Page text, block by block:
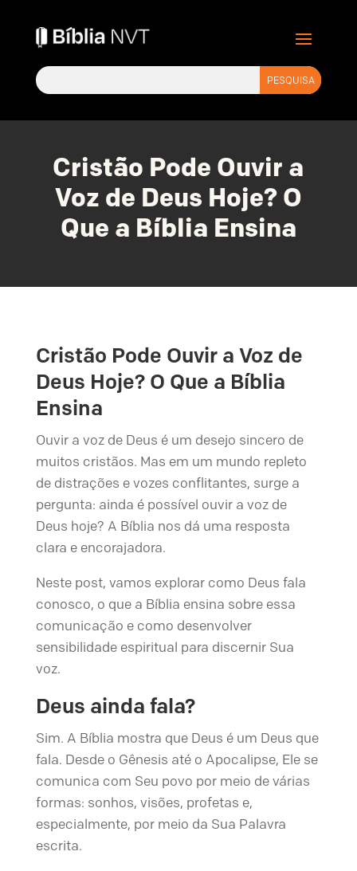
Cristão Pode Ouvir a
Voz de Deus Hoje? O
Que a Bíblia Ensina
Cristão Pode Ouvir a Voz de
Deus Hoje? O Que a Bíblia
Ensina
Ouvir a voz de Deus é um desejo sincero de
muitos cristãos. Mas em um mundo repleto
de distrações e vozes conflitantes, surge a
pergunta: ainda é possível ouvir a voz de
Deus hoje? A Bíblia nos dá uma resposta
clara e encorajadora.
Neste post, vamos explorar como Deus fala
conosco, o que a Bíblia ensina sobre essa
comunicação e como desenvolver
sensibilidade espiritual para discernir Sua
voz.
Deus ainda fala?
Sim. A Bíblia mostra que Deus é um Deus que
fala. Desde o Gênesis até o Apocalipse, Ele se
comunica com Seu povo por meio de várias
formas: sonhos, visões, profetas e,
especialmente, por meio da Sua Palavra
escrita.